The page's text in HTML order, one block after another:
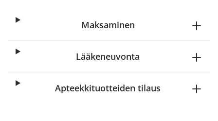
Maksaminen
Lääkeneuvonta
Apteekkituotteiden tilaus